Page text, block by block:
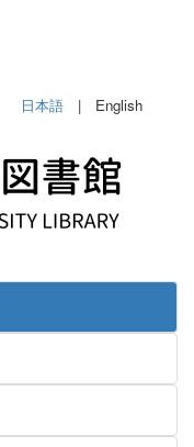
日本語 | English